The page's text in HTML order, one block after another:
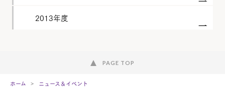
2013年度
PAGE TOP
ホーム ニュース＆イベント